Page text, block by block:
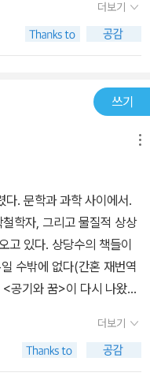
존재한다)라는 명제에서 출
, ‘몽상을 꿈꾸는 나라는 존
반영물로 살아가면서, 시
쫓았습니다. 우주는 세상
세계 속에 들어앉도록 도
준다고 하였습니다. 몽상
상에 관한 그의 연작, <대
상>과 연결되는 것으로 보
고 있는데, 관련 자료를 찾
을 끌었습니다. “책읽기는
미 글쓰기에 의해 옮겨진
언어를 특수한 정신적 현
은 당신의 눈앞에 하나의
못한다고 생각되는 단조
다. 씌어진 것을 잘 읽어
늘 높은 곳에서 저 아래로
로 저 바닥에 부딪혔다.
꿈은 키가 자라는 것이라
심하고 있는 중이다. 꿈은
추락의 꿈을 꾼다 해도 그
해지지 않는 것이다. 몽상.
람의 어깨너머 배경에 시
로 미끄러져 들어간다. 목
리에 떠오르면 어느새 발
으로 뜨고 만다. 가스통 바
완되고, 흩어지며, 그 결과
를 매혹시킨 상태다. 맞는
울 때의 안락함. 그런 몽상.
더..진실한 삶도 멀어져
더보기
쓰기
다. 문학과 과학 사이에서.
학자, 그리고 물질적 상상
고 있다. 상당수의 책들이
수밖에 없다(간혼 재번역
공기와 꿈>이 다시 나왔다
서'의 하나로. 연도는 고려
기와 꿈> <물과 꿈
더보기